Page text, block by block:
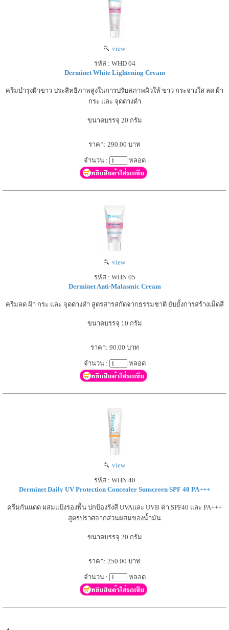
view
รหัส : WHD 04
Derminet White Lightening Cream
ครีมบำรุงผิวขาว ประสิทธิภาพสูงในการปรับสภาพผิวให้ ขาว กระจ่างใส ลด ฝ้า
กระ และ จุดด่างดำ
ขนาดบรรจุ 20 กรัม
ราคา: 290.00 บาท
จำนวน : หลอด
view
รหัส : WHN 05
Derminet Anti-Malasmic Cream
ครีมลด ฝ้า กระ และ จุดด่างดำ สูตรสารสกัดจากธรรมชาติ ยับยั้งการสร้างเม็ดสี
ขนาดบรรจุ 10 กรัม
ราคา: 90.00 บาท
จำนวน : หลอด
view
รหัส : WHN 40
Derminet Daily UV Protection Concealer Sunscreen SPF 40 PA+++
ครีมกันแดด ผสมแป้งรองพื้น ปกป้องรังสี UVAและ UVB ค่า SPF40 และ PA+++
สูตรปราศจากส่วนผสมของน้ำมัน
ขนาดบรรจุ 20 กรัม
ราคา: 250.00 บาท
จำนวน : หลอด